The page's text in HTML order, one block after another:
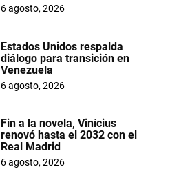
6 agosto, 2026
Estados Unidos respalda
diálogo para transición en
Venezuela
6 agosto, 2026
Fin a la novela, Vinícius
renovó hasta el 2032 con el
Real Madrid
6 agosto, 2026